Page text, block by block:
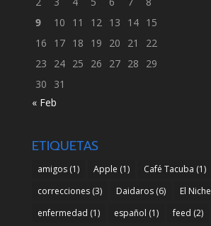
9
10 11 12 13 14 15
16
17 18 19 20 21
22
23
24 25 26 27 28
29
30
31
« Feb
ETIQUETAS
amigos(1) Apple (1) Café Tacuba (1)
correcciones(3) Daidaros(6) El Niche
enfermedad (1) español (1) feed (2)